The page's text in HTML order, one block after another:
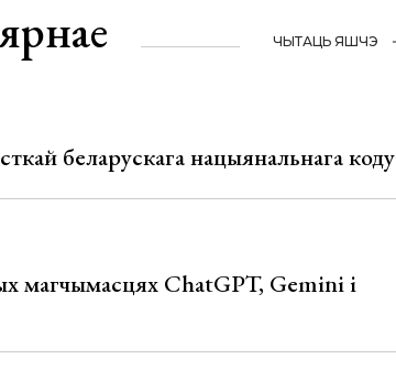
ЧЫТАЦЬ ЯШЧЭ
беларускага нацыянальнага коду
магчымасцях ChatGPT, Gemini і